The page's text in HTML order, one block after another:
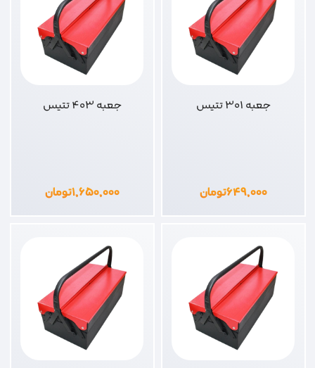
جعبه 301 تتیس
۶۴۹,۰۰۰تومان
جعبه 403 تتیس
۱,۶۵۰,۰۰۰تومان